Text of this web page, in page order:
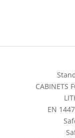
CABINETS
EN